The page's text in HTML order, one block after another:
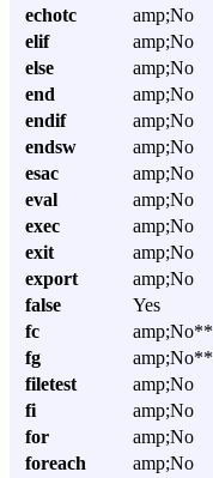
echotc amp;No
elif
amp;No
else
amp;No
end
amp;No
endif
amp;No
endsw
amp;No
esac
amp;No
eval
amp;No
exec
amp;No
exit
amp;No
export
amp;No
false
Yes
fc
amp;No**
fg
amp;No**
filetest
amp;No
fi
amp;No
for
amp;No
foreach
amp;No